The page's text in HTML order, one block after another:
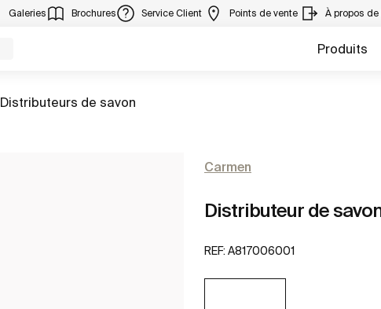
Galeries Brochures Service Client Points de vente À propos de
Produits
Aller à
Distributeurs de savon
Carmen
Distributeur de
REF: A817006001